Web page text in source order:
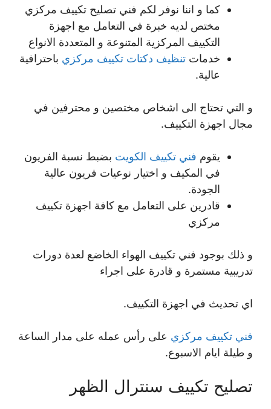
كما و اننا نوفر لكم فني تصليح تكييف مركزي
مختص لديه خبرة في التعامل مع اجهزة
التكييف المركزية المتنوعة و المتعددة الانواع
خدمات تنظيف دكتات تكييف مركزي باحترافية
عالية.
و التي تحتاج الى اشخاص مختصين و محترفين في
مجال اجهزة التكييف.
يقوم فني تكييف الكويت بضبط نسبة الفريون
في المكيف و اختيار نوعيات فريون عالية
الجودة.
قادرين على التعامل مع كافة اجهزة تكييف
مركزي
و ذلك بوجود فني تكييف الهواء الخاضع لعدة دورات
تدريبية مستمرة و قادرة على اجراء
اي تحديث في اجهزة التكييف.
فني تكييف مركزي على رأس عمله على مدار الساعة
و طيلة ايام الاسبوع.
تصليح تكييف سنترال الظهر